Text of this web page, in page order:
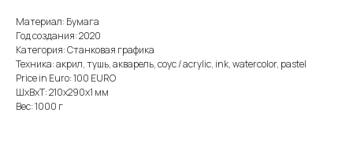
Материал: Бумага
Год создания: 2020
Категория: Станковая графика
Техника: акрил, тушь, акварель, соус / acrylic, ink, watercolor, pastel
Price in Euro: 100 EURO
ШxВxТ: 210x290x1 мм
Вес: 1000 г